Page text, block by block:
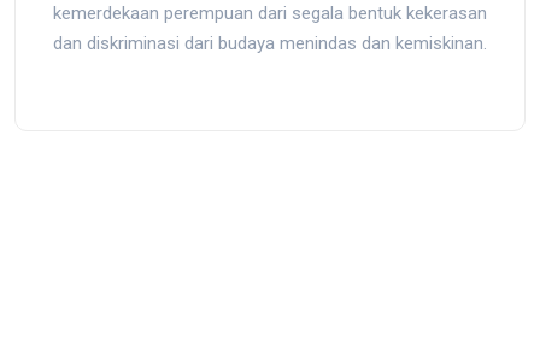
kemerdekaan perempuan dari segala bentuk kekerasan
dan diskriminasi dari budaya menindas dan kemiskinan.